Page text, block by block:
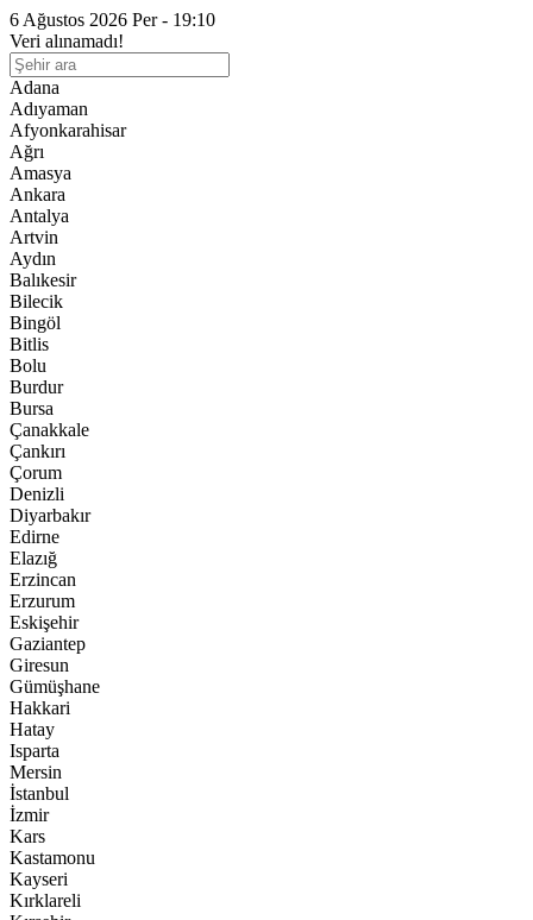
6 Ağustos 2026 Per - 19:10
Veri alınamadı!
Adana
Adıyaman
Afyonkarahisar
Ağrı
Amasya
Ankara
Antalya
Artvin
Aydın
Balıkesir
Bilecik
Bingöl
Bitlis
Bolu
Burdur
Bursa
Çanakkale
Çankırı
Çorum
Denizli
Diyarbakır
Edirne
Elazığ
Erzincan
Erzurum
Eskişehir
Gaziantep
Giresun
Gümüşhane
Hakkari
Hatay
Isparta
Mersin
İstanbul
İzmir
Kars
Kastamonu
Kayseri
Kırklareli